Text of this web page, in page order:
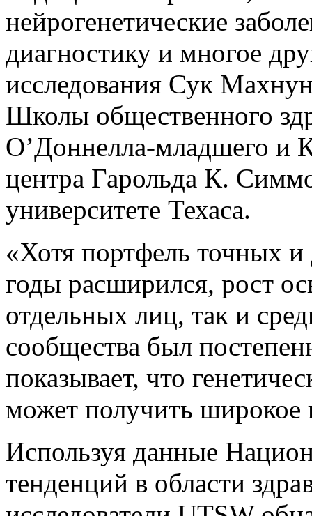
нейрогенетические
диагностику и многое
исследования Сук
Школы общественного
О’Доннелла-младшего и
центра Гарольда К.
университете Техаса.
«Хотя портфель точных и
годы расширился, рост
отдельных лиц, так и
сообщества был
показывает, что
может получить широкое
Используя данные
тенденций в области